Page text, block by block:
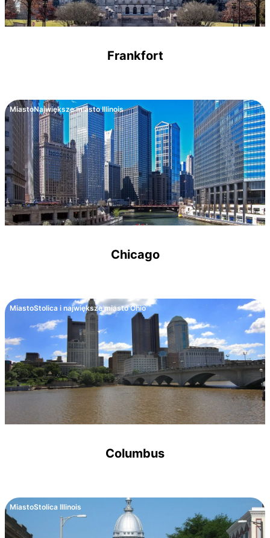
Frankfort
MiastoNajwiększe miasto Illinois
Chicago
MiastoStolica i największe miasto Ohio
Columbus
MiastoStolica Illinois